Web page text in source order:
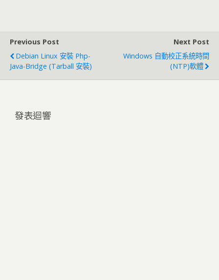
Previous Post
Debian Linux 安裝 Php-
Java-Bridge (tarball 安裝)
Next Post
Windows 自動校正系統時間
(NTP)軟體
發表迴響